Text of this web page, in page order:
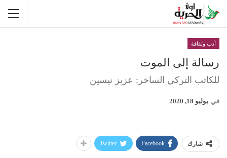
أدب وثقافة
رسالة إلى الموت
للكاتب التركي الساخر: عزيز نيسين
في يوليو 18, 2020
شارك Facebook
Twitter